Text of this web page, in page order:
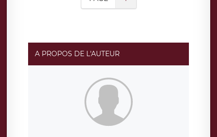
A PROPOS DE L'AUTEUR